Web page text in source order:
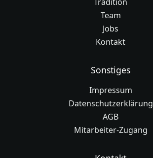
Team
Jobs
Kontakt
Sonstiges
Impressum
Datenschutzerklärung
AGB
Mitarbeiter-Zugang